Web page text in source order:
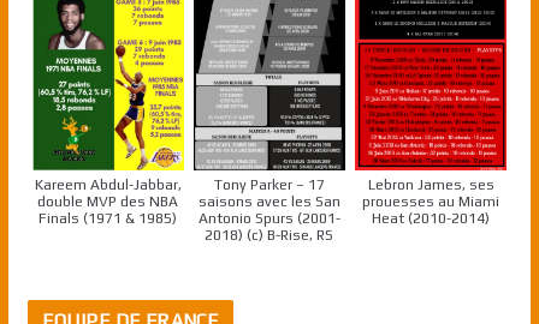
Kareem Abdul-Jabbar,
double MVP des NBA
Finals (1971 & 1985)
Tony Parker – 17
saisons avec les San
Antonio Spurs (2001-
2018) (c) B-Rise, RS
Lebron James, ses
prouesses au Miami
Heat (2010-2014)